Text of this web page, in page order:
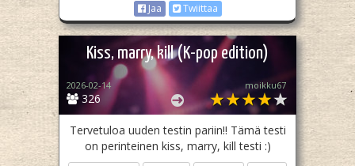
Jaa
Twiittaa
Kiss, marry, kill (K-pop edition)
326
2026-02-14 moikku67
Tervetuloa uuden testin pariin!! Tämä testi
on perinteinen kiss, marry, kill testi :)